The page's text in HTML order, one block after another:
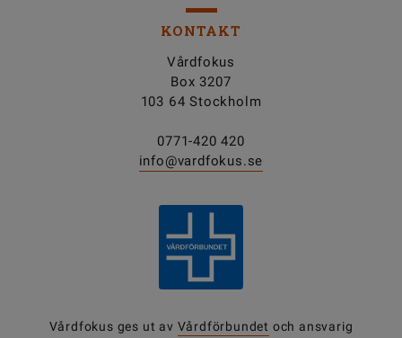
KONTAKT
Vårdfokus
Box 3207
103 64 Stockholm
0771-420 420
info@vardfokus.se
Vårdfokus ges ut av Vårdförbundet och ansvarig